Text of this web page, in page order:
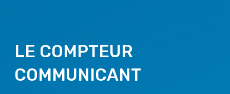
LE COMPTEUR
COMMUNICANT